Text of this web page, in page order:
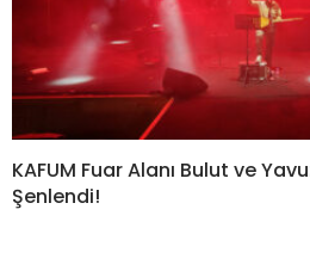
KAFUM Fuar Alanı Bulut ve
Şenlendi!